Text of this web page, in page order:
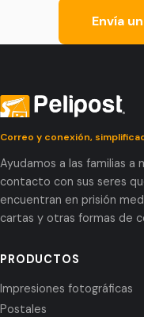
Envía
Correo y conexión,
Ayudamos a las familias a
contacto con sus seres
encuentran en prisión
cartas y otras formas de
PRODUCTOS
Impresiones fotográficas
Postales